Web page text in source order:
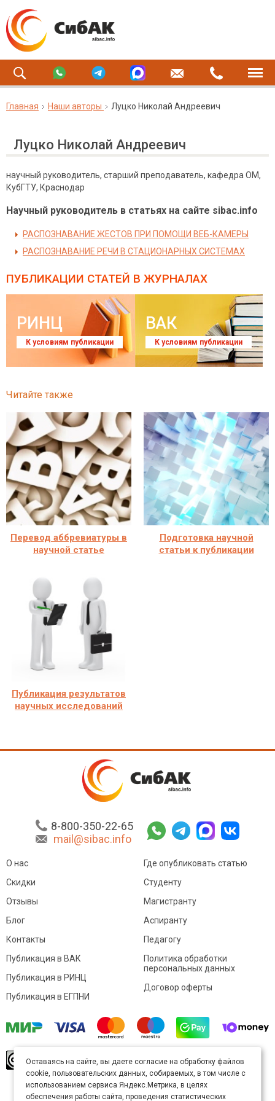
Главная Наши авторы Луцко Николай Андреевич
Луцко Николай Андреевич
научный руководитель, старший преподаватель, кафедра ОМ,
КубГТУ, Краснодар
Научный руководитель в статьях на сайте sibac.info
РАСПОЗНАВАНИЕ ЖЕСТОВ ПРИ ПОМОЩИ ВЕБ-КАМЕРЫ
РАСПОЗНАВАНИЕ РЕЧИ В СТАЦИОНАРНЫХ СИСТЕМАХ
ПУБЛИКАЦИИ СТАТЕЙ В ЖУРНАЛАХ
РИНЦ
К условиям публикации
ВАК
К условиям публикации
Читайте также
Перевод аббревиатуры в
научной статье
Подготовка научной
статьи к публикации
Публикация результатов
научных исследований
8-800-350-22-65
mail@sibac.info
О нас
Скидки
Отзывы
Блог
Контакты
Где опубликовать статью
Студенту
Магистранту
Аспиранту
Педагогу
Публикация в ВАК
Публикация в РИНЦ
Публикация в ЕГПНИ
Политика обработки
персональных данных
Договор оферты
произведение доступно полицензии Creative
Commons «Attribution» («Атрибуция») 4.0
Непортированная.
Карта сайта
Оставаясь на сайте, вы даете согласие на обработку файлов
cookie, пользовательских данных, собираемых, в том числе с
использованием сервиса Яндекс.Метрика, в целях
обеспечения работы сайта, проведения статистических